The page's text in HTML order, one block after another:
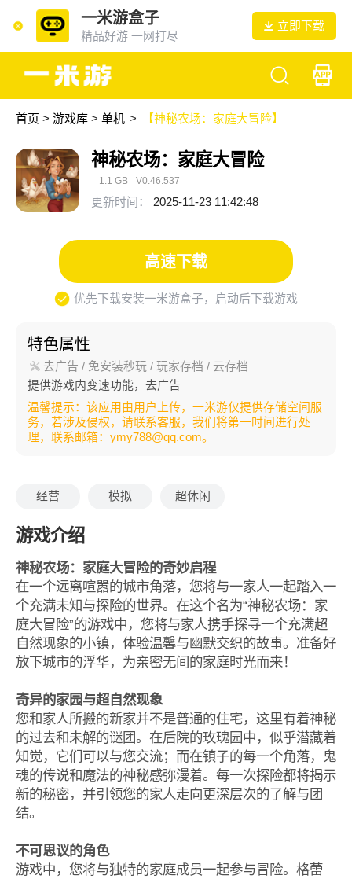
一米游盒子
精品好游 一网打尽
立即下载
首页 > 游戏库> 单机 > 【神秘农场：家庭大冒险】
神秘农场：家庭大冒险
1.1 GB V0.46.537
更新时间： 2025-11-23 11:42:48
高速下载
优先下载安装一米游盒子，启动后下载游戏
特色属性
去广告 / 免安装秒玩 / 玩家存档 / 云存档
提供游戏内变速功能，去广告
温馨提示：该应用由用户上传，一米游仅提供存储空间服
务，若涉及侵权，请联系客服，我们将第一时间进行处
理，联系邮箱：ymy788@qq.com。
经营 模拟 超休闲
游戏介绍
神秘农场：家庭大冒险的奇妙启程
在一个远离喧嚣的城市角落，您将与一家人一起踏入一
个充满未知与探险的世界。在这个名为“神秘农场：家
庭大冒险”的游戏中，您将与家人携手探寻一个充满超
自然现象的小镇，体验温馨与幽默交织的故事。准备好
放下城市的浮华，为亲密无间的家庭时光而来！
奇异的家园与超自然现象
您和家人所搬的新家并不是普通的住宅，这里有着神秘
的过去和未解的谜团。在后院的玫瑰园中，似乎潜藏着
知觉，它们可以与您交流；而在镇子的每一个角落，鬼
魂的传说和魔法的神秘感弥漫着。每一次探险都将揭示
新的秘密，并引领您的家人走向更深层次的了解与团
结。
不可思议的角色
游戏中，您将与独特的家庭成员一起参与冒险。格蕾